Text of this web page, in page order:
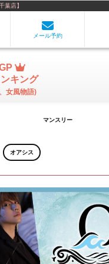
葉店】
メール予約
キング
女風物語)
マンスリー
オアシス